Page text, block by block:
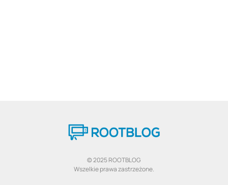
© 2025 ROOTBLOG
Wszelkie prawa zastrzeżone.